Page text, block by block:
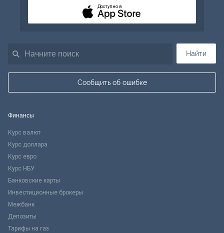
Найти
Сообщить об ошибке
Доступно в
Финансы
Курс валют
Курс доллара
Курс евро
Курс НБУ
Банковские карты
Инвестиционные брокеры
Межбанк
Депозиты
Тарифы на газ